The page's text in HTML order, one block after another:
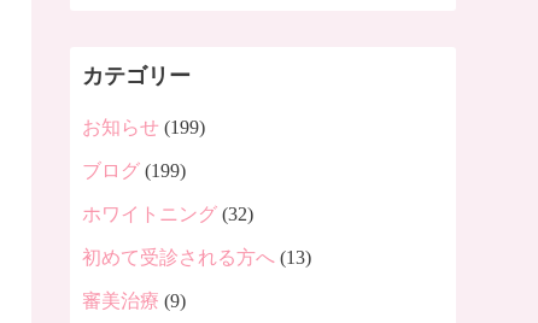
カテゴリー
お知らせ (199)
ブログ (199)
ホワイトニング (32)
初めて受診される方へ (13)
審美治療 (9)